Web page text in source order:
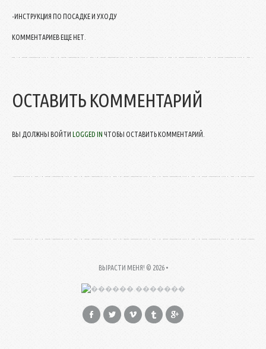
-ИНСТРУКЦИЯ ПО ПОСАДКЕ И УХОДУ
КОММЕНТАРИЕВ ЕЩЕ НЕТ.
ОСТАВИТЬ КОММЕНТАРИЙ
ВЫ ДОЛЖНЫ ВОЙТИ LOGGED IN ЧТОБЫ ОСТАВИТЬ КОММЕНТАРИЙ.
ВЫРАСТИ МЕНЯ! © 2026 •